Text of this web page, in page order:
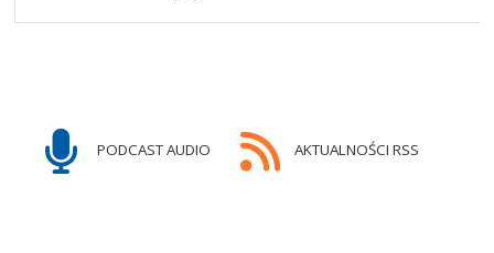
PODCAST AUDIO AKTUALNOŚCI RSS